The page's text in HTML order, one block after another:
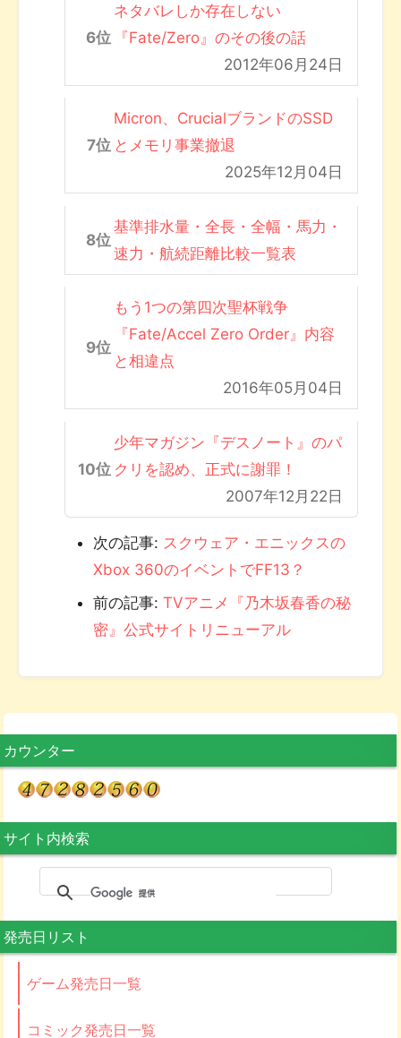
ネタバレしか存在しない
『Fate/Zero』のその後の話
2012年06月24日
Micron、CrucialブランドのSSD
とメモリ事業撤退
2025年12月04日
基準排水量・全長・全幅・馬力・
速力・航続距離比較一覧表
もう1つの第四次聖杯戦争
『Fate/Accel Zero Order』内容
と相違点
2016年05月04日
少年マガジン『デスノート』のパ
クリを認め、正式に謝罪！
2007年12月22日
次の記事: スクウェア・エニックスの
Xbox 360のイベントでFF13？
前の記事: TVアニメ『乃木坂春香の秘
密』公式サイトリニューアル
カウンター
サイト内検索
発売日リスト
ゲーム発売日一覧
コミック発売日一覧